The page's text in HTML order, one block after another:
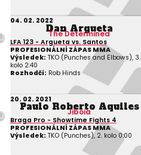
04. 02. 2022
Dan Argueta
The Determined
LFA 123 - Argueta vs. Santos
PROFESIONÁLNÍ ZÁPAS MMA
Výsledek: TKO (Punches and Elbows), 3.
kolo 2:40
Rozhodčí: Rob Hinds
20. 02. 2021
Paulo Roberto Aquiles
Jiboia
Braga Pro - Showtime Fights 4
PROFESIONÁLNÍ ZÁPAS MMA
Výsledek: TKO (Punches), 2. kolo 0:00